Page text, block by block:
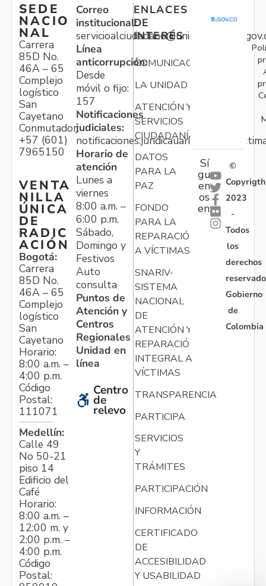
SEDE
NACIO
NAL
Carrera
85D No.
46A – 65
Complejo
logístico
San
Cayetano
Conmutador:
+57 (601)
7965150
VENTA
NILLA
ÚNICA
DE
RADIC
ACIÓN
Bogotá:
Carrera
85D No.
46A – 65
Complejo
logístico
San
Cayetano
Horario:
8:00 a.m. –
4:00 p.m.
Código
Postal:
111071
Medellín:
Calle 49
No 50-21
piso 14
Edificio del
Café
Horario:
8:00 a.m. –
12:00 m. y
2:00 p.m. –
4:00 p.m.
Código
Postal:
Correo
institucional:
Línea
anticorrupción:
Desde
móvil o fijo:
157
Notificaciones
judiciales:
Horario de
atención
Lunes a
viernes
8:00 a.m. –
6:00 p.m.
Sábado,
Domingo y
Festivos
Auto
consulta
Puntos de
Atención y
Centros
Regionales
Unidad en
línea
Centro
de
relevo
ENLACES
DE
INTERÉS
COMUNICACIONES
LA UNIDAD
ATENCIÓN Y
SERVICIOS
CIUDADANÍA
DATOS
PARA LA
PAZ
FONDO
PARA LA
REPARACIÓN
A VÍCTIMAS
SNARIV-
SISTEMA
NACIONAL
DE
ATENCIÓN Y
REPARACIÓN
INTEGRAL A
VÍCTIMAS
TRANSPARENCIA
PARTICIPA
SERVICIOS
Y
TRÁMITES
PARTICIPACIÓN
INFORMACIÓN
CERTIFICADO
DE
ACCESIBILIDAD
Y USABILIDAD
Sí
gu
en
os
en:
©
Copyrigth
2023
-
Todos
los
derechos
Gobierno
de
Colombia